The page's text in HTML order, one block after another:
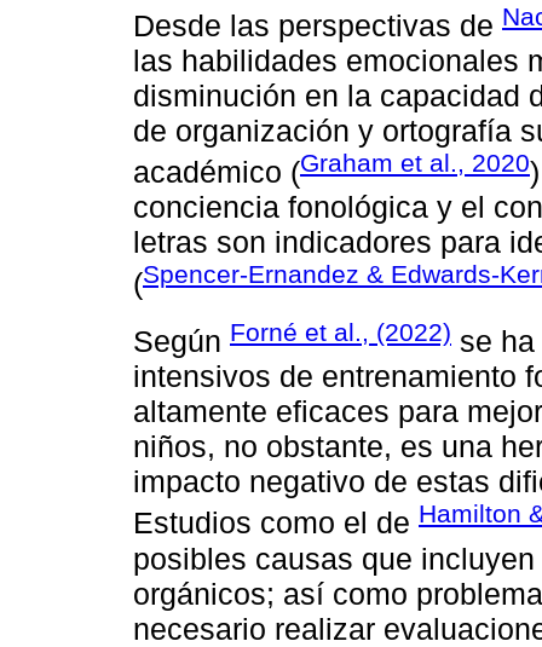
Desde las perspectivas de
las habilidades emocionales
disminución en la capacidad
de organización y ortografía
académico (Graham et al., 2020
conciencia fonológica y el
letras son indicadores para
(Spencer-Ernandez & Edwards-
Según Forné et al., (2022) se
intensivos de entrenamiento
altamente eficaces para
niños, no obstante, es una
impacto negativo de estas
Estudios como el de Hamilton
posibles causas que
orgánicos; así como
necesario realizar